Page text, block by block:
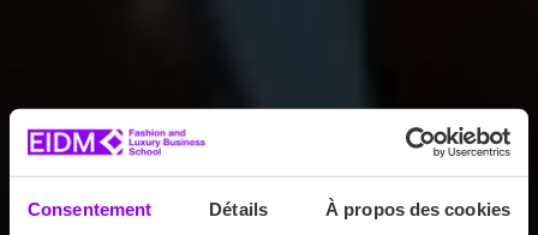
Consentement Détails À propos des cookies